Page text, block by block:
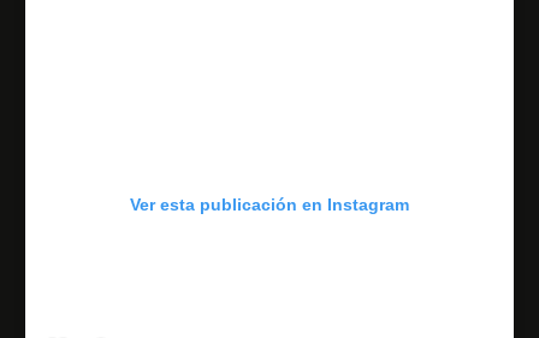
Ver esta publicación en Instagram